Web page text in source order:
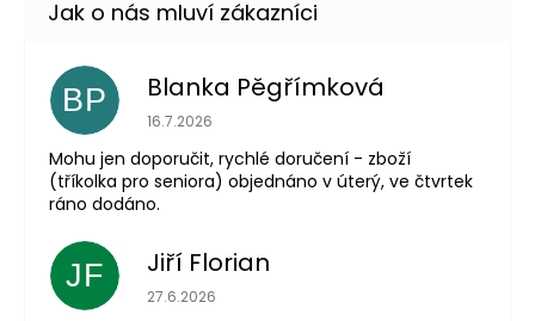
BP Blanka Pěgřímková
Hodnocení obchodu je 5 z 5 hvězdiček.
16.7.2026
Mohu jen doporučit, rychlé doručení - zboží
(tříkolka pro seniora) objednáno v úterý, ve čtvrtek
ráno dodáno.
JF Jiří Florian
Hodnocení obchodu je 5 z 5 hvězdiček.
27.6.2026